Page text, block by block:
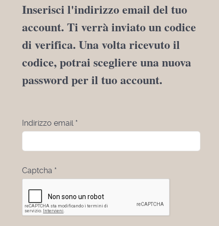
Inserisci l'indirizzo email del tuo
account. Ti verrà inviato un codice
di verifica. Una volta ricevuto il
codice, potrai scegliere una nuova
password per il tuo account.
Indirizzo email*
Captcha *